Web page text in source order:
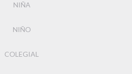
NIÑA
NIÑO
COLEGIAL